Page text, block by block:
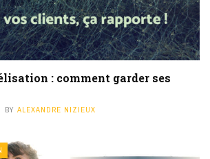
: comment garder ses
BY ALEXANDRE NIZIEUX